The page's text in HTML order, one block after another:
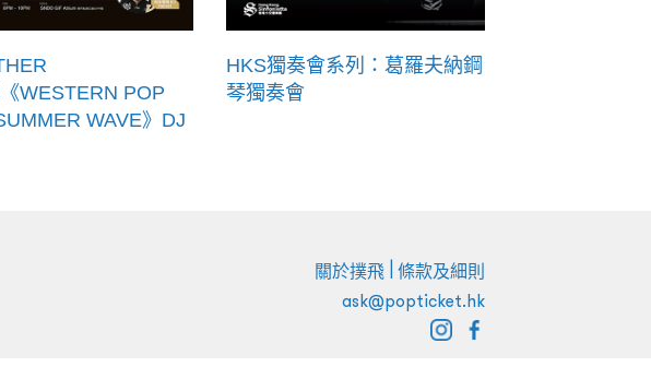
WESTERN POP
WAVE》DJ
HKS獨奏會系列：葛羅夫納鋼
琴獨奏會
關於撲飛 條款及細則
ask@popticket.hk